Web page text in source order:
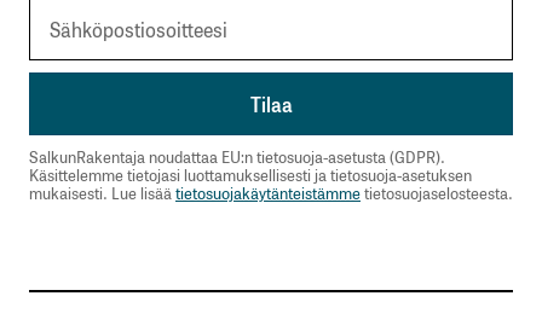
SalkunRakentaja noudattaa EU:n tietosuoja-asetusta (GDPR).
Käsittelemme tietojasi luottamuksellisesti ja tietosuoja-asetuksen
mukaisesti. Lue lisää tietosuojakäytänteistämmetietosuojaselosteesta.